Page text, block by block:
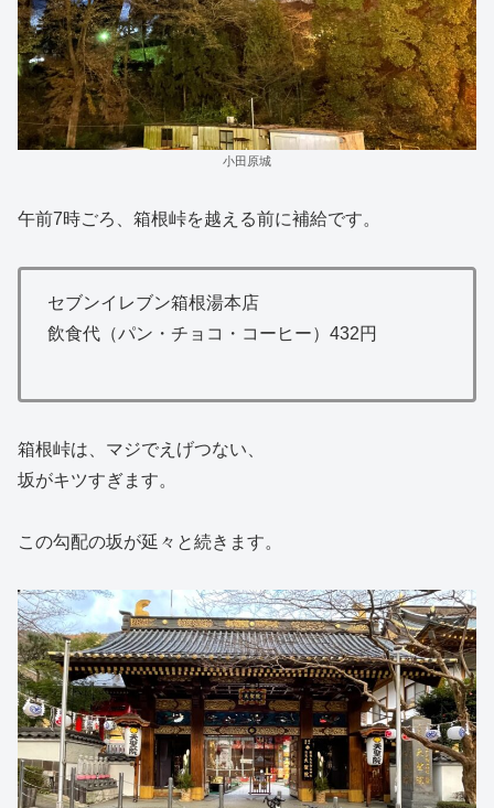
小田原城
午前7時ごろ、箱根峠を越える前に補給です。
セブンイレブン箱根湯本店
飲食代（パン・チョコ・コーヒー）432円
箱根峠は、マジでえげつない、
坂がキツすぎます。
この勾配の坂が延々と続きます。